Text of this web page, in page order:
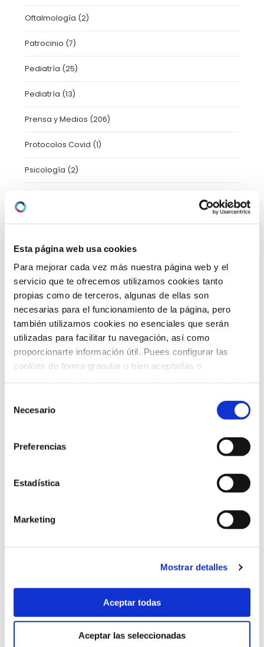
Esta página web usa cookies
Para mejorar cada vez más nuestra página web y el
servicio que te ofrecemos utilizamos cookies tanto
propias como de terceros, algunas de ellas son
necesarias para el funcionamiento de la página, pero
también utilizamos cookies no esenciales que serán
utilizadas para facilitar tu navegación, así como
proporcionarte información útil. Puees configurar las
cookies de forma granular o bien aceptarlas o
política de cookies
Necesario
Preferencias
Estadística
Marketing
Mostrar detalles
Aceptar todas
Aceptar las seleccionadas
Oftalmología (2)
Patrocinio (7)
Pediatría (25)
Pediatría (13)
Prensa y Medios (206)
Protocolos Covid (1)
Psicología (2)
Taller(3)
Trastornos del movimiento (1)
Tratamientos(11)
Uncategorized(2)
Urgencias (2)
Video-consejos nutricionales (15)
febrero 2026
enero 2026
octubre 2025(8)
septiembre 2025(2)
(2)